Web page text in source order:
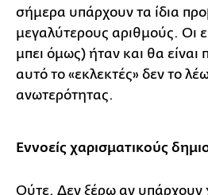
σήμερα υπάρχουν τα ίδια
μεγαλύτερους αριθμούς. Οι
μπει όμως) ήταν και θα είναι
αυτό το «εκλεκτές» δεν το
ανωτερότητας.
Εννοείς χαρισματικούς
Ούτε. Δεν ξέρω αν υπάρχουν